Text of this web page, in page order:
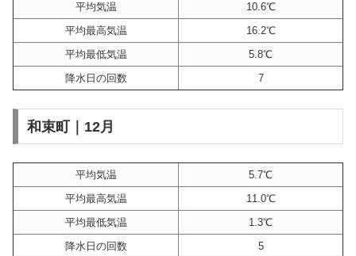
平均気温
10.6℃
平均最高気温
16.2℃
平均最低気温
5.8℃
降水日の回数
7
和束町｜12月
平均気温
5.7℃
平均最高気温
11.0℃
平均最低気温
1.3℃
降水日の回数
5